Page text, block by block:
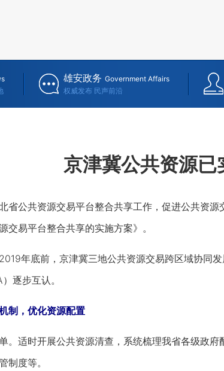
雄安政务 Government Affairs
权威发布 民声前沿
京津冀公共资源已
公共资源交易平台整合共享工作，促进公共资源
交易平台整合共享的实施方案》。
年底前，京津冀三地公共资源交易跨区域协同发
逐步互认。
制，优化资源配置
适时开展公共资源清查，系统梳理我省各级政府
制度等。